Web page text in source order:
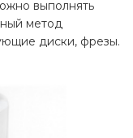
выполнять
метод
диски, фрезы.